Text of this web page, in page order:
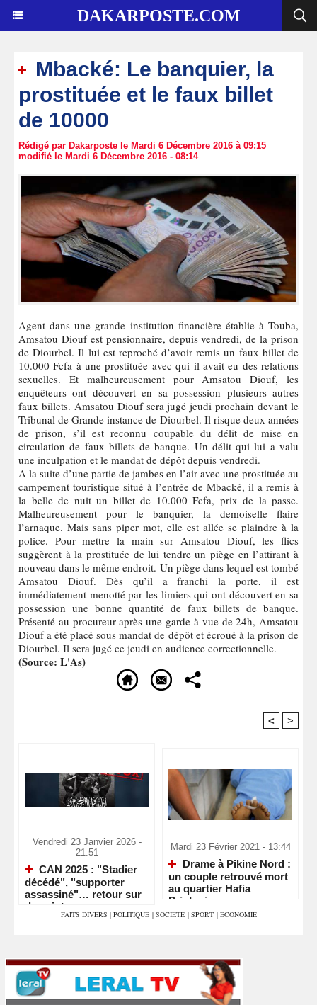
DAKARPOSTE.COM
Mbacké: Le banquier, la
prostituée et le faux billet
de 10000
Rédigé par Dakarposte le Mardi 6 Décembre 2016 à 09:15
modifié le Mardi 6 Décembre 2016 - 08:14
Agent dans une grande institution financière établie à Touba,
Amsatou Diouf est pensionnaire, depuis vendredi, de la prison
de Diourbel. Il lui est reproché d’avoir remis un faux billet de
10.000 Fcfa à une prostituée avec qui il avait eu des relations
sexuelles. Et malheureusement pour Amsatou Diouf, les
enquêteurs ont découvert en sa possession plusieurs autres
faux billets. Amsatou Diouf sera jugé jeudi prochain devant le
Tribunal de Grande instance de Diourbel. Il risque deux années
de prison, s’il est reconnu coupable du délit de mise en
circulation de faux billets de banque. Un délit qui lui a valu
une inculpation et le mandat de dépôt depuis vendredi.
A la suite d’une partie de jambes en l’air avec une prostituée au
campement touristique situé à l’entrée de Mbacké, il a remis à
la belle de nuit un billet de 10.000 Fcfa, prix de la passe.
Malheureusement pour le banquier, la demoiselle flaire
l’arnaque. Mais sans piper mot, elle est allée se plaindre à la
police. Pour mettre la main sur Amsatou Diouf, les flics
suggèrent à la prostituée de lui tendre un piège en l’attirant à
nouveau dans le même endroit. Un piège dans lequel est tombé
Amsatou Diouf. Dès qu’il a franchi la porte, il est
immédiatement menotté par les limiers qui ont découvert en sa
possession une bonne quantité de faux billets de banque.
Présenté au procureur après une garde-à-vue de 24h, Amsatou
Diouf a été placé sous mandat de dépôt et écroué à la prison de
Diourbel. Il sera jugé ce jeudi en audience correctionnelle.
(Source: L'As)
< >
Vendredi 23 Janvier 2026 -
21:51
CAN 2025 : "Stadier
décédé", "supporter
assassiné"… retour sur
deux intox
Mardi 23 Février 2021 - 13:44
Drame à Pikine Nord :
un couple retrouvé mort
au quartier Hafia
Printania
FAITS DIVERS | POLITIQUE | SOCIETE | SPORT | ECONOMIE